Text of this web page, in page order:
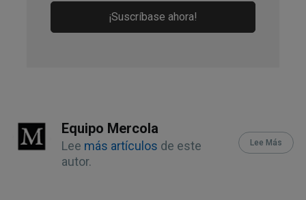
¡Suscríbase ahora!
Equipo Mercola
Lee más artículos de este
autor.
Lee Más